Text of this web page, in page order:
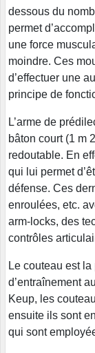
dessous du
permet
une force
moindre. Ces
d’effectuer une
principe de
L’arme de
bâton court (1 m
redoutable. En
qui lui permet
défense. Ces
enroulées, etc.
arm-locks, des
contrôles
Le couteau est
d’entraînement
Keup, les
ensuite ils sont
qui sont